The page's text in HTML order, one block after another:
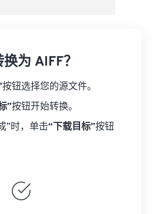
为 AIFF？
按钮选择您的源文件。
”按钮开始转换。
”时，单击“下载目标”按钮